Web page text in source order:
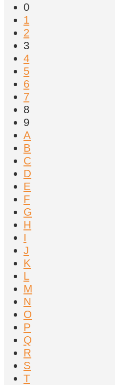
0
1
2
3
4
5
6
7
8
9
A
B
C
D
E
F
G
H
I
J
K
L
M
N
O
P
Q
R
S
T